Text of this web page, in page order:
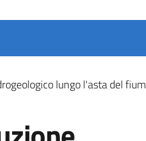
lungo l'asta del